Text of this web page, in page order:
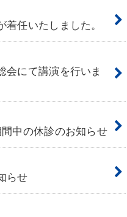
任いたしました。
会にて講演を行いま
中の休診のお知らせ
らせ